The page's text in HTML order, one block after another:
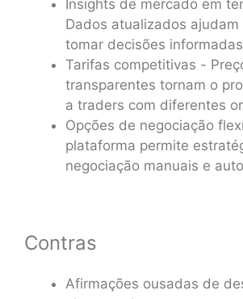
Insights de mercado em
Dados atualizados
tomar decisões
Tarifas competitivas -
transparentes tornam o
a traders com diferentes
Opções de negociação
plataforma permite
negociação manuais e
Contras
Afirmações ousadas de